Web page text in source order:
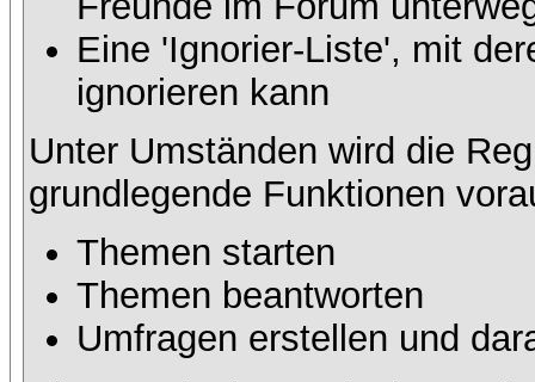
Eine 'Ignorier-Liste', mit
ignorieren kann
Unter Umständen wird die
grundlegende Funktionen
Themen starten
Themen beantworten
Umfragen erstellen und